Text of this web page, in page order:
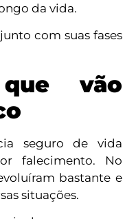
da vida.
com suas fases
que vão
seguro de vida
falecimento. No
bastante e
situações.